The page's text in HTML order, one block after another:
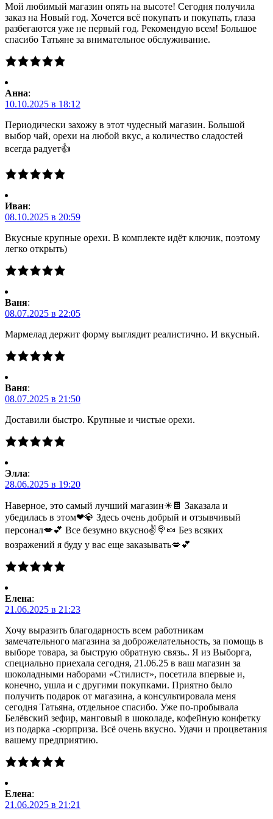
Мой любимый магазин опять на высоте! Сегодня получила
заказ на Новый год. Хочется всё покупать и покупать, глаза
разбегаются уже не первый год. Рекомендую всем! Большое
спасибо Татьяне за внимательное обслуживание.
Анна:
10.10.2025 в 18:12
Периодически захожу в этот чудесный магазин. Большой
выбор чай, орехи на любой вкус, а количество сладостей
всегда радует👍
Иван:
08.10.2025 в 20:59
Вкусные крупные орехи. В комплекте идёт ключик, поэтому
легко открыть)
Ваня:
08.07.2025 в 22:05
Мармелад держит форму выглядит реалистично. И вкусный.
Ваня:
08.07.2025 в 21:50
Доставили быстро. Крупные и чистые орехи.
Элла:
28.06.2025 в 19:20
Наверное, это самый лучший магазин☀🍫 Заказала и
убедилась в этом❤💎 Здесь очень добрый и отзывчивый
персонал💋💕 Все безумно вкусно✌🍭🍬 Без всяких
возражений я буду у вас еще заказывать💋💕
Елена:
21.06.2025 в 21:23
Хочу выразить благодарность всем работникам
замечательного магазина за доброжелательность, за помощь в
выборе товара, за быструю обратную связь.. Я из Выборга,
специально приехала сегодня, 21.06.25 в ваш магазин за
шоколадными наборами «Стилист», посетила впервые и,
конечно, ушла и с другими покупками. Приятно было
получить подарок от магазина, а консультировала меня
сегодня Татьяна, отдельное спасибо. Уже по-пробывала
Белёвский зефир, манговый в шоколаде, кофейную конфетку
из подарка -сюрприза. Всё очень вкусно. Удачи и процветания
вашему предприятию.
Елена:
21.06.2025 в 21:21